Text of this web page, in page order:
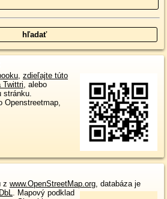
, zdieľajte túto
Twittri, alebo
stránku.
Openstreetmap,
z www.OpenStreetMap.org, databáza je
. Mapový podklad